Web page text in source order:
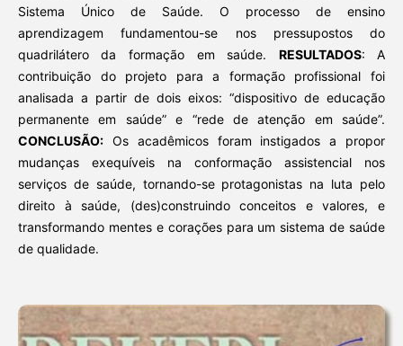
Sistema Único de Saúde. O processo de ensino
aprendizagem fundamentou-se nos pressupostos do
quadrilátero da formação em saúde. RESULTADOS: A
contribuição do projeto para a formação profissional foi
analisada a partir de dois eixos: “dispositivo de educação
permanente em saúde” e “rede de atenção em saúde”.
CONCLUSÃO:Os acadêmicos foram instigados a propor
mudanças exequíveis na conformação assistencial nos
serviços de saúde, tornando-se protagonistas na luta pelo
direito à saúde, (des)construindo conceitos e valores, e
transformando mentes e corações para um sistema de saúde
de qualidade.